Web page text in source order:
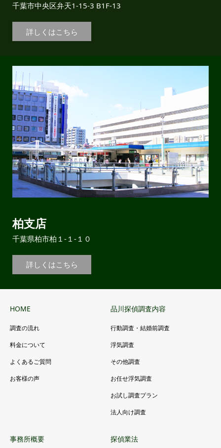
千葉市中央区弁天1-15-3 B1F-13
詳しくはこちら
柏支店
千葉県柏市柏１-１-１０
詳しくはこちら
HOME
調査の流れ
料金について
よくあるご質問
お客様の声
品川探偵調査内容
行動調査・結婚前調査
浮気調査
その他調査
お任せ浮気調査
お試し調査プラン
法人向け調査
事務所概要 探偵業法